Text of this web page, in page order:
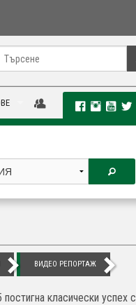
ВИДЕО РЕПОРТАЖ
класически успех с